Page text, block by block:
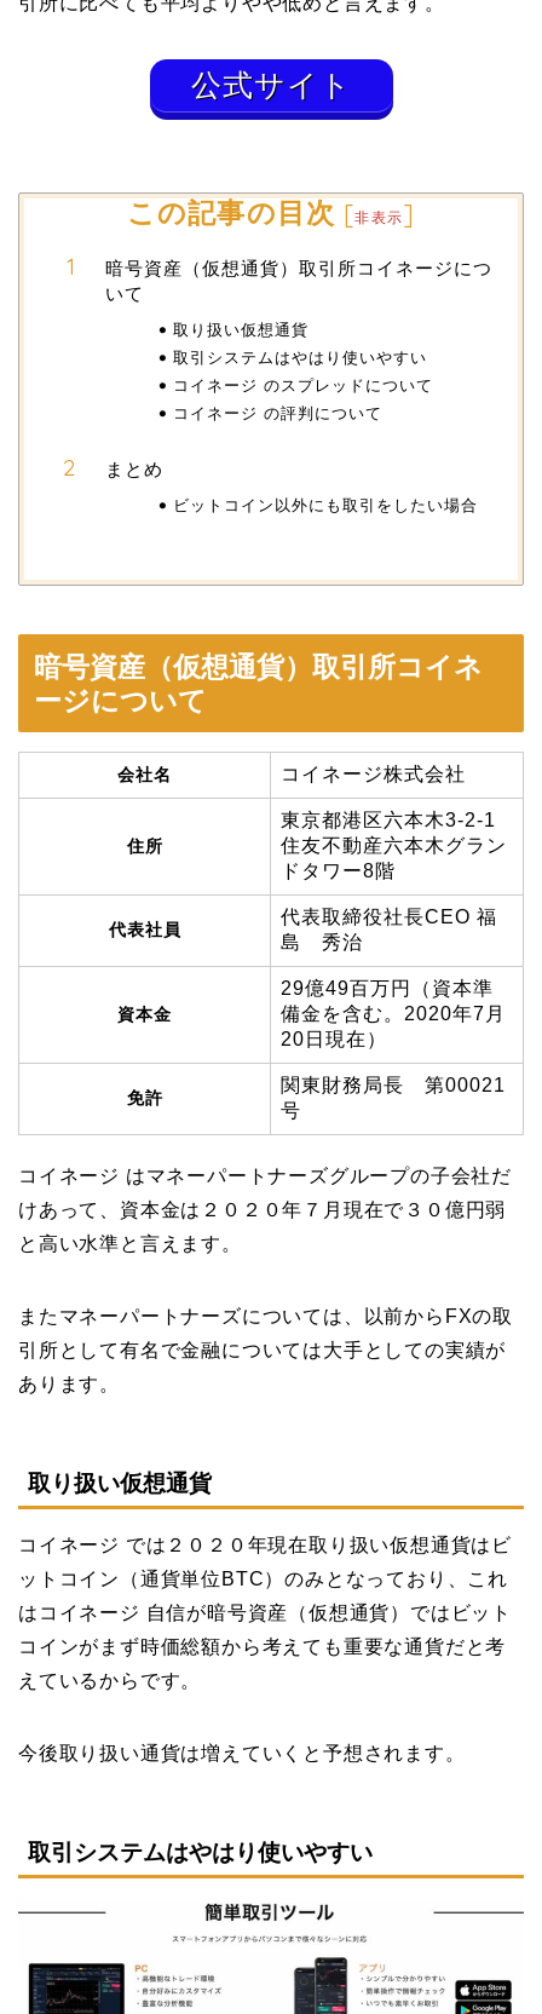
公式サイト
この記事の目次 [非表示]
暗号資産（仮想通貨）取引所コイネージにつ
いて
取り扱い仮想通貨
取引システムはやはり使いやすい
コイネージ のスプレッドについて
コイネージ の評判について
まとめ
ビットコイン以外にも取引をしたい場合
暗号資産（仮想通貨）取引所コイネ
ージについて
会社名 コイネージ株式会社
住所
東京都港区六本木3-2-1
住友不動産六本木グラン
ドタワー8階
代表社員
代表取締役社長CEO 福
島 秀治
資本金
29億49百万円（資本準
備金を含む。2020年7月
20日現在）
免許
関東財務局長 第00021
号
コイネージ はマネーパートナーズグループの子会社だ
けあって、資本金は２０２０年７月現在で３０億円弱
と高い水準と言えます。
またマネーパートナーズについては、以前からFXの取
引所として有名で金融については大手としての実績が
あります。
取り扱い仮想通貨
コイネージ では２０２０年現在取り扱い仮想通貨はビ
ットコイン（通貨単位BTC）のみとなっており、これ
はコイネージ 自信が暗号資産（仮想通貨）ではビット
コインがまず時価総額から考えても重要な通貨だと考
えているからです。
今後取り扱い通貨は増えていくと予想されます。
取引システムはやはり使いやすい